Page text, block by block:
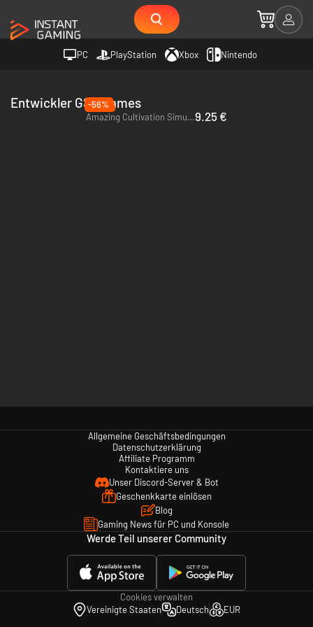
PC PlayStation Xbox Nintendo
Entwickler GSQ Games
-56%
Amazing Cultivation Simulator - PC (Steam)9.25 €
Allgemeine Geschäftsbedingungen
Datenschutzerklärung
Affiliate Programm
Kontaktiere uns
Unser Discord-Server & Bot
Geschenkkarte einlösen
Blog
Gaming News für PC und Konsole
Werde Teil unserer Community
Cookies verwalten
Vereinigte Staaten
Deutsch EUR